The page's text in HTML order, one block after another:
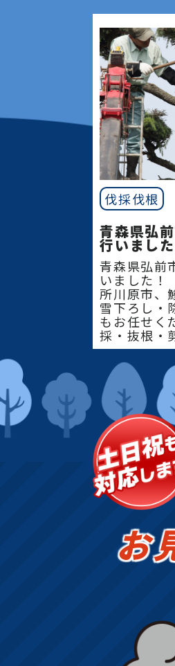
伐採伐根
青森県弘
行いました
青森県弘前
いました！
所川原市、
雪下ろし・
もお任せく
採・抜根・
庭のこと、
お